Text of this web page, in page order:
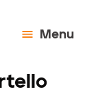
Menu